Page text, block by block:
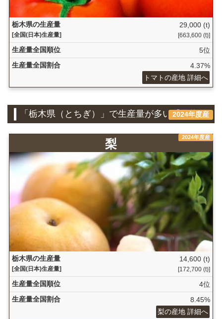
栃木県の生産量
[全国(日本)生産量]
29,000 (t)
[663,600 (t)]
生産量全国順位
5位
生産量全国割合
4.37%
トマトの産地 詳細へ
2024年度産
「栃木県（とちぎ）」で生産量が多い『果物』
2024年度産
梨
栃木県の生産量
[全国(日本)生産量]
14,600 (t)
[172,700 (t)]
生産量全国順位
4位
生産量全国割合
8.45%
梨の産地 詳細へ